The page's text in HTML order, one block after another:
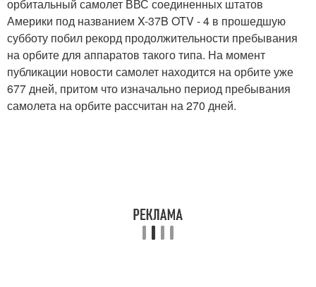
орбитальный самолет ВВС соединенных штатов
Америки под названием X-37B OTV - 4 в прошедшую
субботу побил рекорд продолжительности пребывания
на орбите для аппаратов такого типа. На момент
публикации новости самолет находится на орбите уже
677 дней, притом что изначально период пребывания
самолета на орбите рассчитан на 270 дней.